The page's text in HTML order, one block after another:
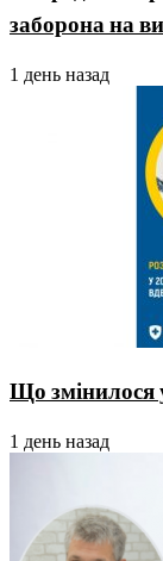
заборона на
1 день назад
Що змінилося
1 день назад